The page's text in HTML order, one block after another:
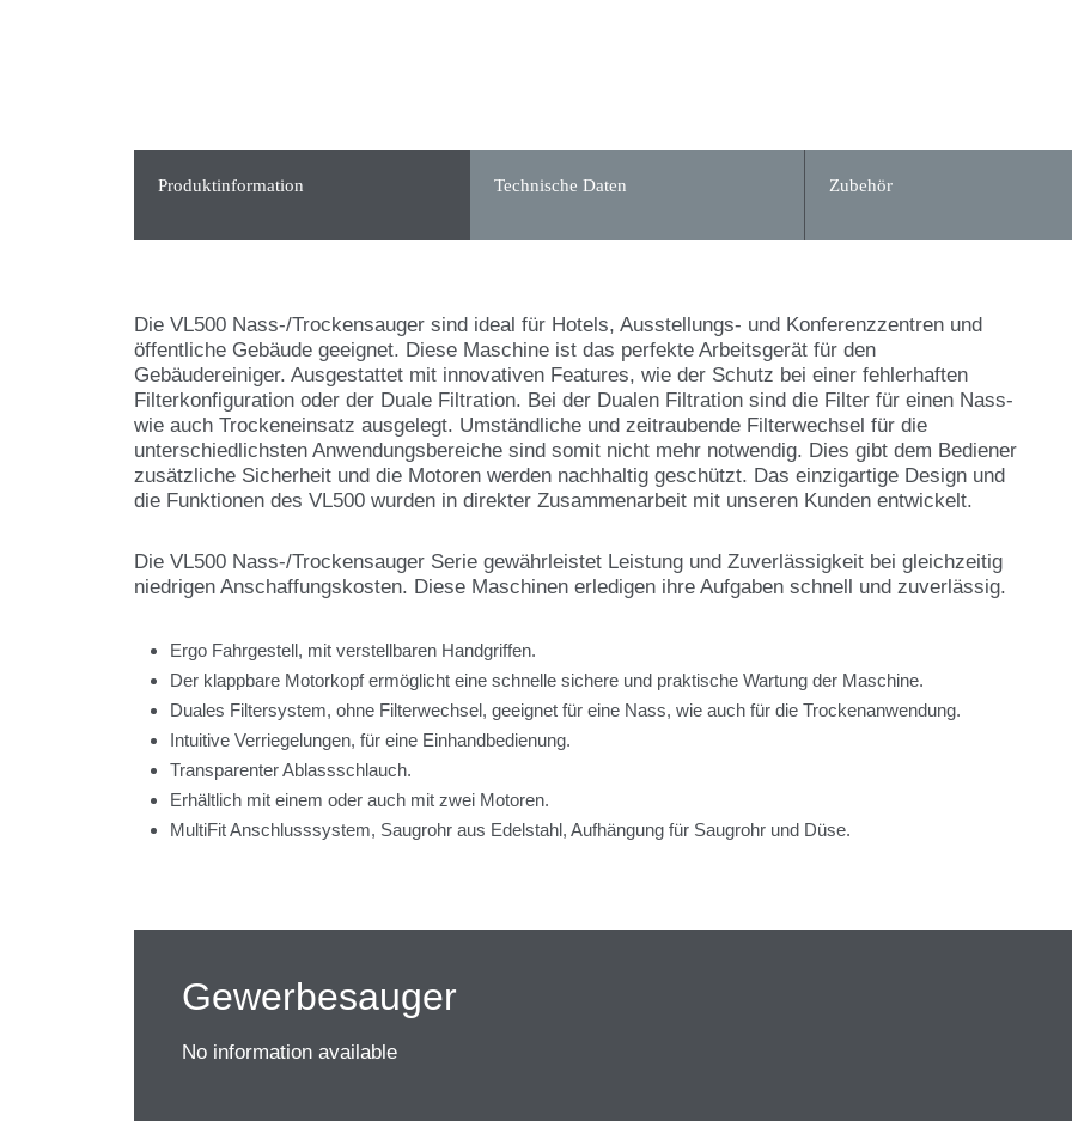
Produktinformation Technische Daten Zubehör
Die VL500 Nass-/Trockensauger sind ideal für Hotels, Ausstellungs- und Konferenzzentren und
öffentliche Gebäude geeignet. Diese Maschine ist das perfekte Arbeitsgerät für den
Gebäudereiniger. Ausgestattet mit innovativen Features, wie der Schutz bei einer fehlerhaften
Filterkonfiguration oder der Duale Filtration. Bei der Dualen Filtration sind die Filter für einen Nass-
wie auch Trockeneinsatz ausgelegt. Umständliche und zeitraubende Filterwechsel für die
unterschiedlichsten Anwendungsbereiche sind somit nicht mehr notwendig. Dies gibt dem Bediener
zusätzliche Sicherheit und die Motoren werden nachhaltig geschützt. Das einzigartige Design und
die Funktionen des VL500 wurden in direkter Zusammenarbeit mit unseren Kunden entwickelt.
Die VL500 Nass-/Trockensauger Serie gewährleistet Leistung und Zuverlässigkeit bei gleichzeitig
niedrigen Anschaffungskosten. Diese Maschinen erledigen ihre Aufgaben schnell und zuverlässig.
Ergo Fahrgestell, mit verstellbaren Handgriffen.
Der klappbare Motorkopf ermöglicht eine schnelle sichere und praktische Wartung der Maschine.
Duales Filtersystem, ohne Filterwechsel, geeignet für eine Nass, wie auch für die Trockenanwendung.
Intuitive Verriegelungen, für eine Einhandbedienung.
Transparenter Ablassschlauch.
Erhältlich mit einem oder auch mit zwei Motoren.
MultiFit Anschlusssystem, Saugrohr aus Edelstahl, Aufhängung für Saugrohr und Düse.
Gewerbesauger
No information available